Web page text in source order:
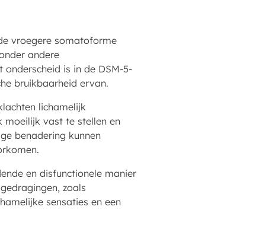
vroegere somatoforme
andere
onderscheid is in de DSM-5-
bruikbaarheid ervan.
lichamelijk
moeilijk vast te stellen en
benadering kunnen
en disfunctionele manier
zoals
sensaties en een